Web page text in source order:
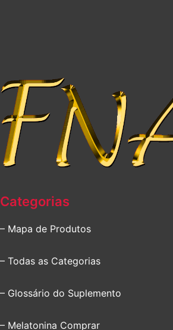
Categorias
– Mapa de Produtos
– Todas as Categorias
– Glossário do Suplemento
– Melatonina Comprar